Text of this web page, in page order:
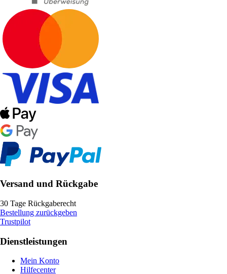
Versand und Rückgabe
30 Tage Rückgaberecht
Bestellung zurückgeben
Trustpilot
Dienstleistungen
Mein Konto
Hilfecenter